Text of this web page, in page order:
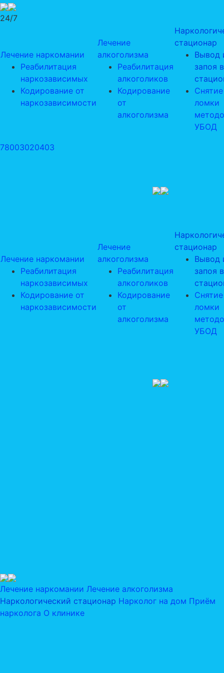
24/7
Лечение наркомании
Реабилитация
наркозависимых
Кодирование от
наркозависимости
Лечение
алкоголизма
Реабилитация
алкоголиков
Кодирование
от
алкоголизма
стационар
Вывод
запоя в
Снятие
ломки
УБОД
78003020403
Лечение наркомании
Реабилитация
наркозависимых
Кодирование от
наркозависимости
Лечение
алкоголизма
Реабилитация
алкоголиков
Кодирование
от
алкоголизма
стационар
Вывод
запоя в
Снятие
ломки
УБОД
Лечение наркомании Лечение алкоголизма
Наркологический стационар Нарколог на дом Приём
нарколога О клинике